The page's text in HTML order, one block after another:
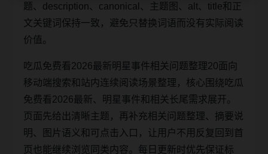
题、description、canonical、主题图、alt、title和正
文关键词保持一致，避免只替换词语而没有实际阅读
价值。
吃瓜免费看2026最新明星事件相关问题整理20面向
移动端搜索和站内连续阅读场景整理，核心围绕吃瓜
免费看2026最新、明星事件和相关长尾需求展开。
页面先给出清晰主题，再补充相关问题整理、摘要说
明、图片语义和可点击入口，让用户不用反复回到首
页也能继续浏览同类内容。每日更新时优先保证标